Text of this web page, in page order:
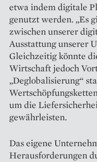
etwa indem digitale
genutzt werden. „Es
zwischen unserer
Ausstattung unserer
Gleichzeitig könnte
Wirtschaft jedoch
„Deglobalisierung“
um die
gewährleisten.
Das eigene
Herausforderungen